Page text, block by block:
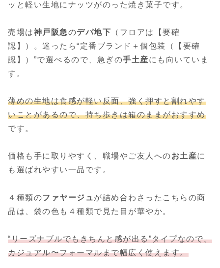
ッと軽い生地にナッツがのった焼き菓子です。
売場は神戸阪急のデパ地下 （フロアは【要確
認】）。迷ったら“定番ブランド＋個包装（【要確
認】）”で選べるので、急ぎの手土産にも向いていま
す。
薄めの生地は食感が軽い反面、強く押すと割れやす
いことがあるので、持ち歩きは箱のままがおすすめ
です。
価格も手に取りやすく、職場やご友人へのお土産に
も選ばれやすい一品です。
４種類のファヤージュ が詰め合わさったこちらの商
品は、袋の色も４種類で見た目が華やか。
“リーズナブルでもきちんと感が出る”タイプなので、
カジュアル〜フォーマルまで幅広く使えます。